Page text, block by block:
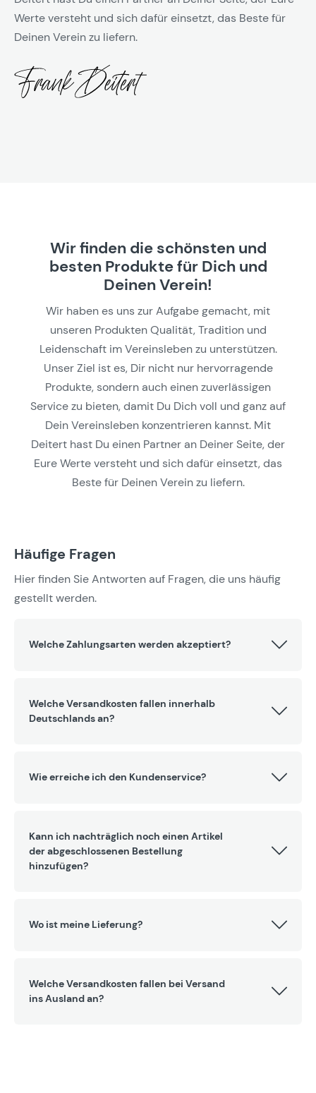
Werte versteht und sich dafür einsetzt, das Beste für
Deinen Verein zu liefern.
Wir finden die schönsten und
besten Produkte für Dich und
Deinen Verein!
Wir haben es uns zur Aufgabe gemacht, mit
unseren Produkten Qualität, Tradition und
Leidenschaft im Vereinsleben zu unterstützen.
Unser Ziel ist es, Dir nicht nur hervorragende
Produkte, sondern auch einen zuverlässigen
Service zu bieten, damit Du Dich voll und ganz auf
Dein Vereinsleben konzentrieren kannst. Mit
Deitert hast Du einen Partner an Deiner Seite, der
Eure Werte versteht und sich dafür einsetzt, das
Beste für Deinen Verein zu liefern.
Häufige Fragen
Hier finden Sie Antworten auf Fragen, die uns häufig
gestellt werden.
Welche Zahlungsarten werden akzeptiert?
Welche Versandkosten fallen innerhalb
Deutschlands an?
Wie erreiche ich den Kundenservice?
Kann ich nachträglich noch einen Artikel
der abgeschlossenen Bestellung
hinzufügen?
Wo ist meine Lieferung?
Welche Versandkosten fallen bei Versand
ins Ausland an?